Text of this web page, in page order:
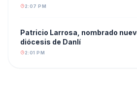
2:07 PM
Patricio Larrosa, nombrado
diócesis de Danlí
2:01 PM